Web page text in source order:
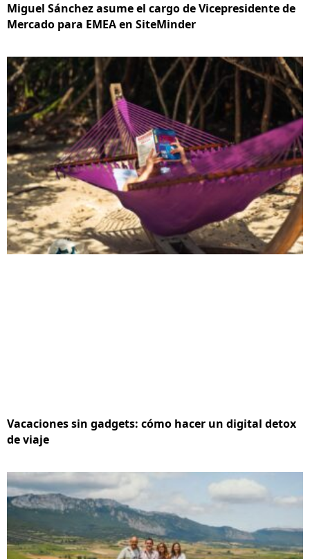
Miguel Sánchez asume el cargo de Vicepresidente de
Mercado para EMEA en SiteMinder
Vacaciones sin gadgets: cómo hacer un digital detox
de viaje